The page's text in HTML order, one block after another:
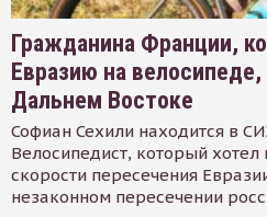
Гражданина Франции,
Евразию на велосипеде,
Дальнем Востоке
Софиан Сехили находится в
Велосипедист, который хотел
скорости пересечения
незаконном пересечении